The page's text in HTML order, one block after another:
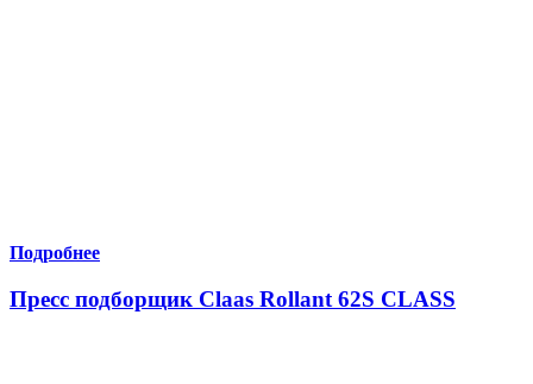
Подробнее
Пресс подборщик Claas Rollant 62S CLASS